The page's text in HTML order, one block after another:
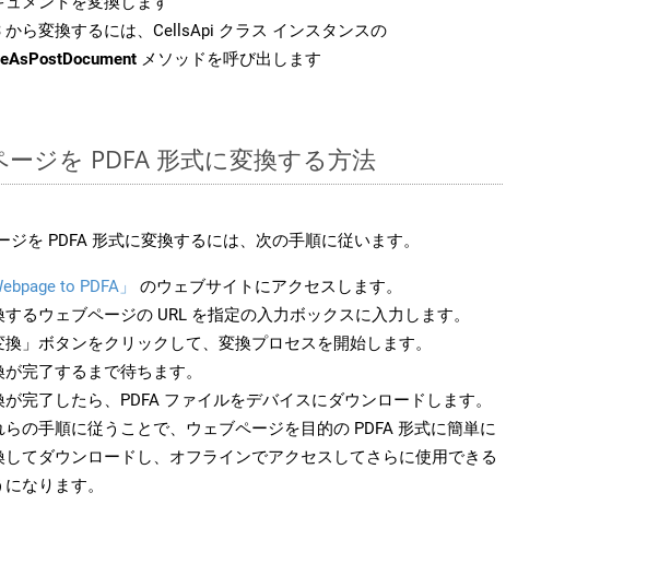
から変換するには、CellsApi クラス インスタンスの
メソッドを呼び出します
ージを PDFA 形式に変換する方法
ジを PDFA 形式に変換するには、次の手順に従います。
to PDFA」
のウェブサイトにアクセスします。
するウェブページの URL を指定の入力ボックスに入力します。
換」ボタンをクリックして、変換プロセスを開始します。
が完了するまで待ちます。
が完了したら、PDFA ファイルをデバイスにダウンロードします。
らの手順に従うことで、ウェブページを目的の PDFA 形式に簡単に
してダウンロードし、オフラインでアクセスしてさらに使用できる
になります。